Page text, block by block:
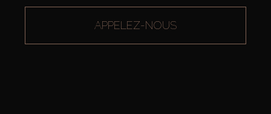
APPELEZ-NOUS